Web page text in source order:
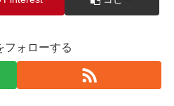
フォローする